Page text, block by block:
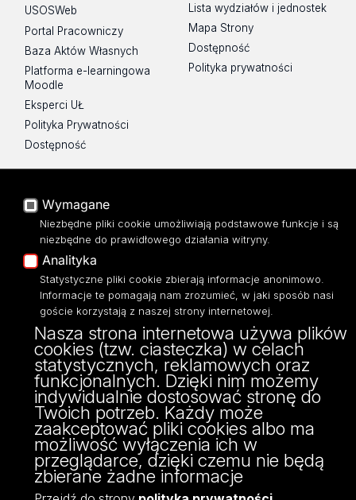
USOSWeb
Portal Pracowniczy
Baza Aktów Własnych
Platforma e-learningowa
Moodle
Eksperci UŁ
Polityka Prywatności
Dostępność
Lista wydziałów i jednostek
Mapa Strony
Dostępność
Polityka prywatności
ul. Pomorska 149/153
90-236 Łódź
tel: 42/635 57 42
fax: 42/635 57 42
Projekt Multiportalu UŁ współfinansowany z funduszy Unii Europejskiej w
ramach konkursu NCBR
Wymagane
Niezbędne pliki cookie umożliwiają podstawowe funkcje i są
niezbędne do prawidłowego działania witryny.
Analityka
Statystyczne pliki cookie zbierają informacje anonimowo.
Informacje te pomagają nam zrozumieć, w jaki sposób nasi
goście korzystają z naszej strony internetowej.
Nasza strona internetowa używa plików
cookies (tzw. ciasteczka) w celach
statystycznych, reklamowych oraz
funkcjonalnych. Dzięki nim możemy
indywidualnie dostosować stronę do
Twoich potrzeb. Każdy może
zaakceptować pliki cookies albo ma
możliwość wyłączenia ich w
przeglądarce, dzięki czemu nie będą
zbierane żadne informacje